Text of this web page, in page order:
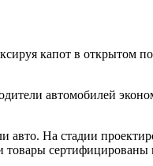
капот в открытом
автомобилей
авто. На стадии
товары